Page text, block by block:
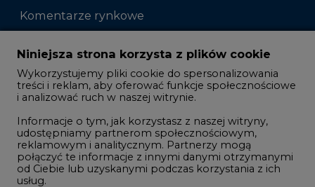
Komentarze rynkowe
Zmiany kadrowe na rynku
Studio CIRE
Rozmowy o energetyce
Gospodarka
Geopolityka
LTE450
Niniejsza strona korzysta z plików cookie
Wykorzystujemy pliki cookie do spersonalizowania
treści i reklam, aby oferować funkcje społecznościowe
i analizować ruch w naszej witrynie.
Informacje o tym, jak korzystasz z naszej witryny,
udostępniamy partnerom społecznościowym,
reklamowym i analitycznym. Partnerzy mogą
połączyć te informacje z innymi danymi otrzymanymi
od Ciebie lub uzyskanymi podczas korzystania z ich
usług.